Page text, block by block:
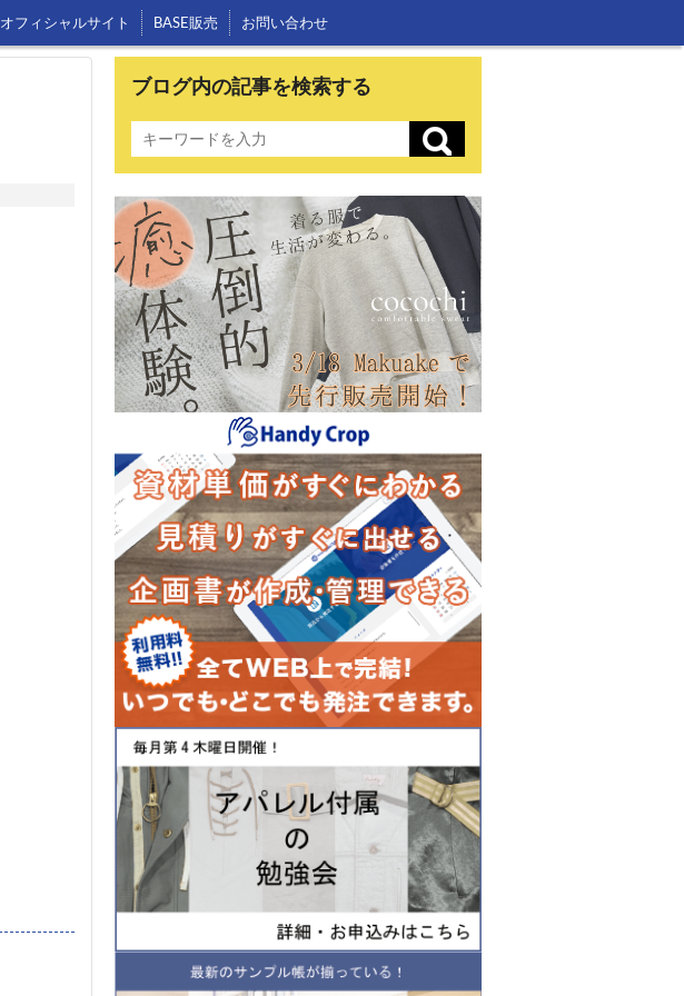
オフィシャルサイト BASE販売 お問い合わせ
ブログ内の記事を検索する